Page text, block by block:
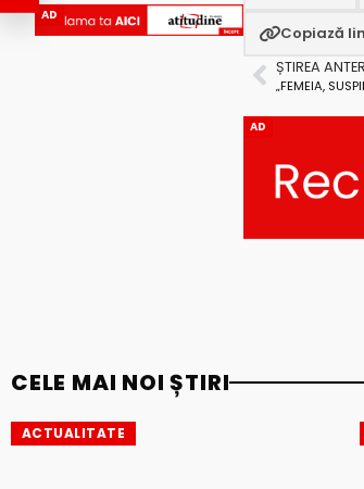
AD
Copiază
ȘTIREA
AD
CELE MAI NOI ȘTIRI
ACTUALITATE